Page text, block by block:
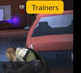
Trainers